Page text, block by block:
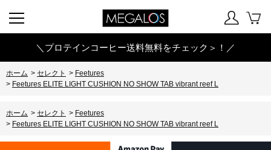
＼プロテインコーヒー送料無料をチェック＞！／
ホーム > セレクト > Feetures
> Feetures ELITE LIGHT CUSHION NO SHOW TAB vibrant reef L
ホーム > セレクト > Feetures
> Feetures ELITE LIGHT CUSHION NO SHOW TAB vibrant reef L